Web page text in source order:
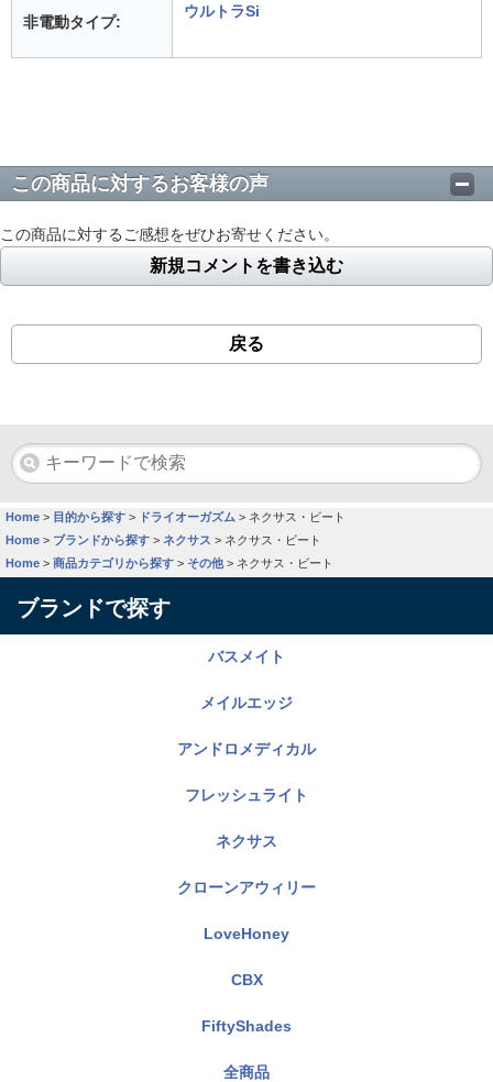
非電動タイプ:
ウルトラSi
この商品に対するお客様の声
この商品に対するご感想をぜひお寄せください。
新規コメントを書き込む
戻る
Home > 目的から探す > ドライオーガズム > ネクサス・ビート
Home > ブランドから探す > ネクサス > ネクサス・ビート
Home > 商品カテゴリから探す > その他 > ネクサス・ビート
ブランドで探す
バスメイト
メイルエッジ
アンドロメディカル
フレッシュライト
ネクサス
クローンアウィリー
LoveHoney
CBX
FiftyShades
全商品